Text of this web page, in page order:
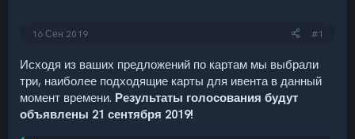
16 Сен 2019 #1
Исходя из ваших предложений по картам мы выбрали
три, наиболее подходящие карты для ивента в данный
момент времени. Результаты голосования будут
объявлены 21 сентября 2019!